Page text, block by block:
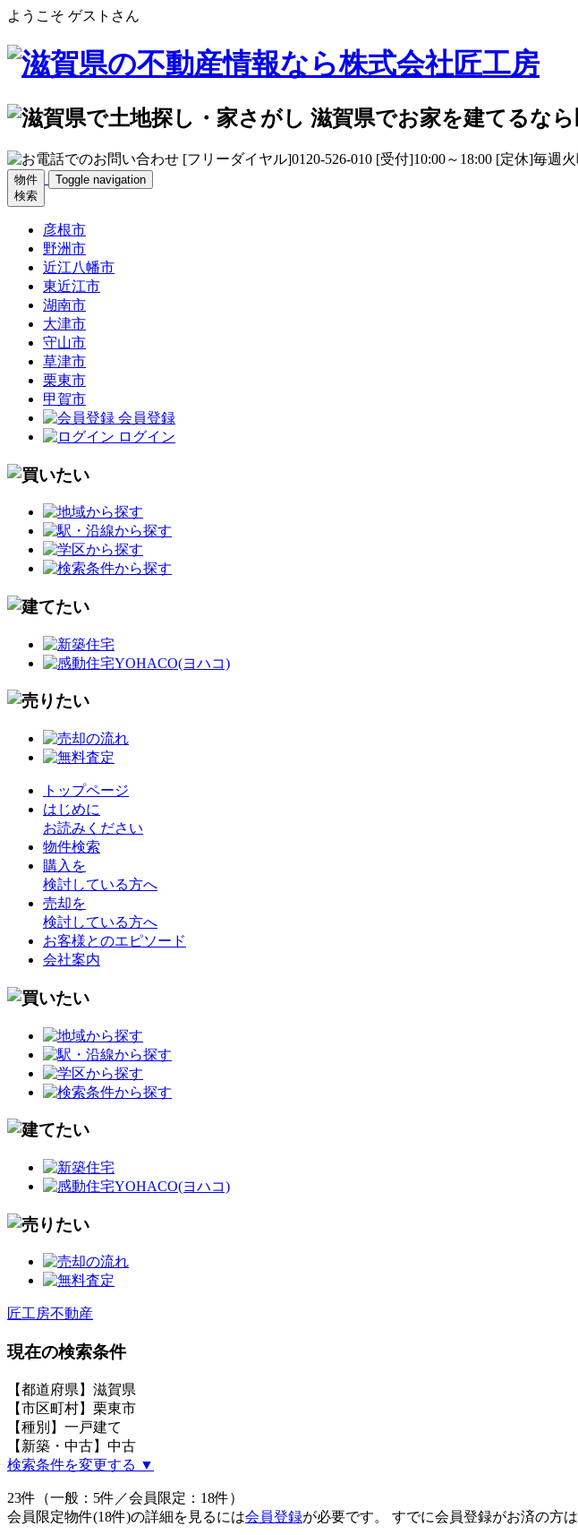
ようこそ ゲストさん
物件
検索
Toggle navigation
彦根市
野洲市
近江八幡市
東近江市
湖南市
大津市
守山市
草津市
栗東市
甲賀市
会員登録
ログイン
トップページ
はじめに
お読みください
物件検索
購入を
検討している方へ
売却を
検討している方へ
お客様とのエピソード
会社案内
匠工房不動産
現在の検索条件
【都道府県】滋賀県
【市区町村】栗東市
【種別】一戸建て
【新築・中古】中古
検索条件を変更する ▼
23件（一般：5件／会員限定：18件）
会員限定物件(18件)の詳細を見るには会員登録が必要です。 すでに会員登録がお済の方は